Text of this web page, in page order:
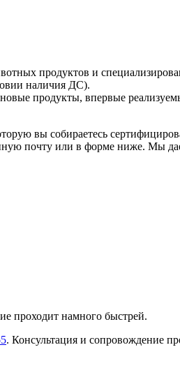
продуктов и
наличия ДС).
продукты, впервые
вы собираетесь
почту или в форме ниже. Мы
проходит намного быстрей.
. Консультация и сопровождение